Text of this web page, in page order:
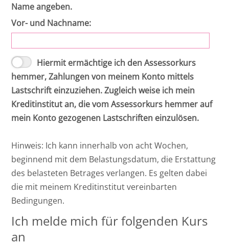
Name angeben.
Vor- und Nachname:
Hiermit ermächtige ich den Assessorkurs
hemmer, Zahlungen von meinem Konto mittels
Lastschrift einzuziehen. Zugleich weise ich mein
Kreditinstitut an, die vom Assessorkurs hemmer auf
mein Konto gezogenen Lastschriften einzulösen.
Hinweis: Ich kann innerhalb von acht Wochen,
beginnend mit dem Belastungsdatum, die Erstattung
des belasteten Betrages verlangen. Es gelten dabei
die mit meinem Kreditinstitut vereinbarten
Bedingungen.
Ich melde mich für folgenden Kurs
an
Intensivkurs materielles Öffentliches
Recht - 2027 II - Online Seminar